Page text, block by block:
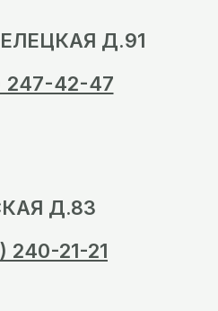
Д.91
247-42-47
Д.83
240-21-21